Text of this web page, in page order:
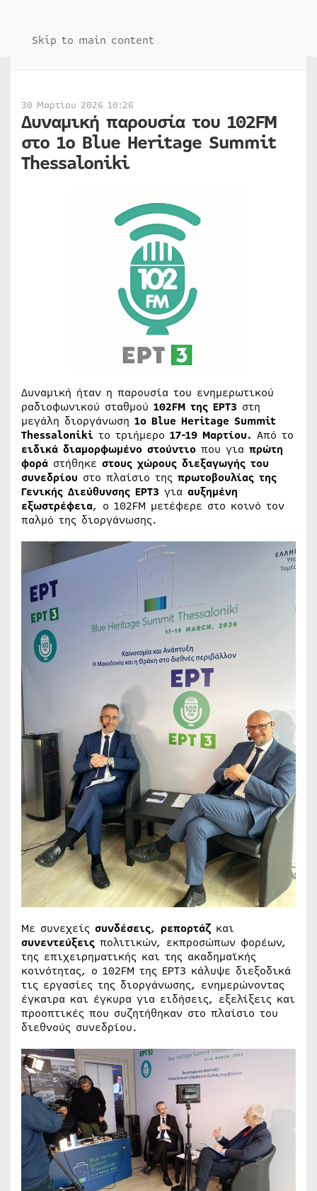
Skip to main content
30 Μαρτίου 2026 10:26
Δυναμική παρουσία του 102FM
στο 1ο Blue Heritage Summit
Thessaloniki
Δυναμική ήταν η παρουσία του ενημερωτικού
ραδιοφωνικού σταθμού 102FM της ΕΡΤ3 στη
μεγάλη διοργάνωση 1ο Blue Heritage Summit
Thessaloniki το τριήμερο 17-19 Μαρτίου. Από το
ειδικά διαμορφωμένο στούντιο που για πρώτη
φορά στήθηκε στους χώρους διεξαγωγής του
συνεδρίου στο πλαίσιο της πρωτοβουλίας της
Γενικής Διεύθυνσης ΕΡΤ3 για αυξημένη
εξωστρέφεια, ο 102FM μετέφερε στο κοινό τον
παλμό της διοργάνωσης.
Με συνεχείς συνδέσεις, ρεπορτάζ και
συνεντεύξεις πολιτικών, εκπροσώπων φορέων,
της επιχειρηματικής και της ακαδημαϊκής
κοινότητας, ο 102FM της ΕΡΤ3 κάλυψε διεξοδικά
τις εργασίες της διοργάνωσης, ενημερώνοντας
έγκαιρα και έγκυρα για ειδήσεις, εξελίξεις και
προοπτικές που συζητήθηκαν στο πλαίσιο του
διεθνούς συνεδρίου.